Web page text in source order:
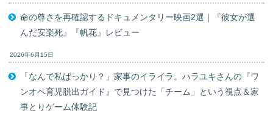
命の尊さを再確認するドキュメンタリー映画2選｜『彼女が選
んだ安楽死』『帆花』レビュー
2026年6月15日
「なんで私ばっかり？」家事のイライラ。ハラユキさんの『ワ
ンオペ育児脱出ガイド』で見つけた「チーム」という視点＆家
事とりゲーム体験記